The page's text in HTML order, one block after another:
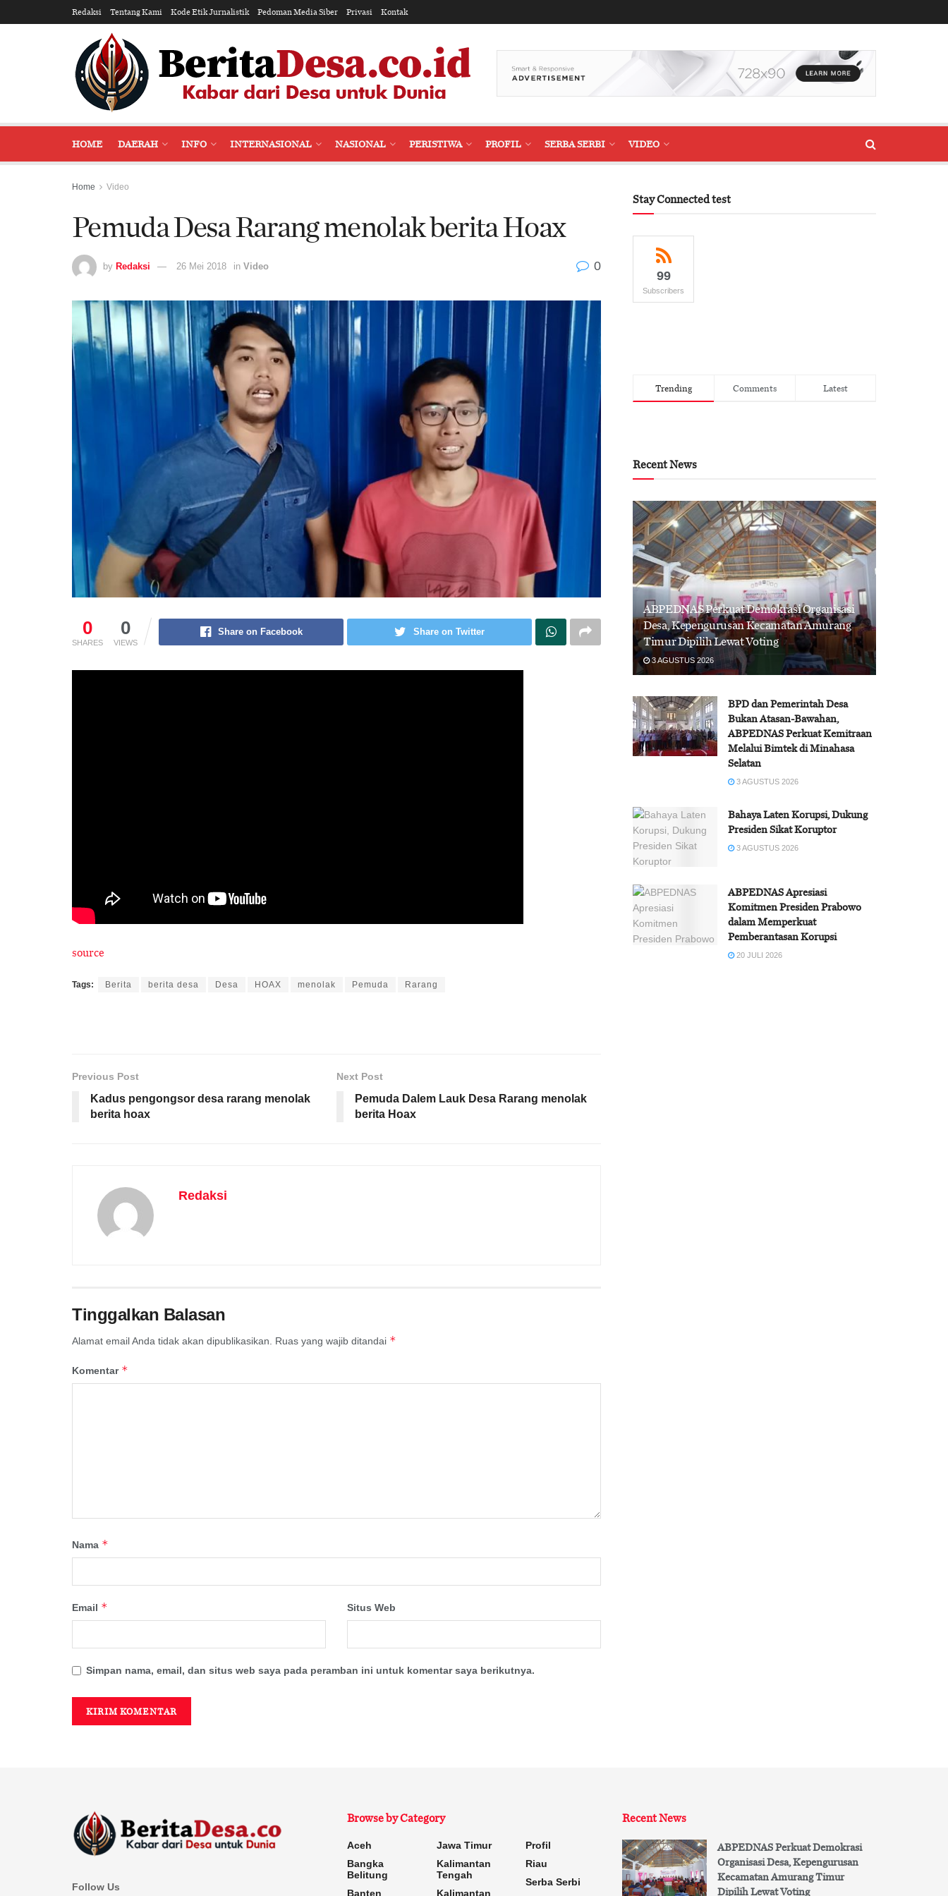
Redaksi Tentang Kami Kode Etik Jurnalistik Pedoman Media Siber Privasi Kontak
HOME DAERAH INFO INTERNASIONAL NASIONAL PERISTIWA PROFIL SERBA SERBI VIDEO
Home Video
Pemuda Desa Rarang menolak berita Hoax
by Redaksi 26 Mei 2018 in Video 0
0
SHARES
0
VIEWS
Share on Facebook Share on Twitter
source
Tags: Berita berita desa Desa HOAX menolak Pemuda Rarang
Previous Post
Kadus pengongsor desa rarang menolak
berita hoax
Next Post
Pemuda Dalem Lauk Desa Rarang menolak
berita Hoax
Redaksi
Tinggalkan Balasan
Alamat email Anda tidak akan dipublikasikan. Ruas yang wajib ditandai *
Komentar *
Nama *
Email * Situs Web
Simpan nama, email, dan situs web saya pada peramban ini untuk komentar saya berikutnya.
Stay Connected test
99
Subscribers
Trending Comments Latest
Recent News
ABPEDNAS Perkuat Demokrasi Organisasi
Desa, Kepengurusan Kecamatan Amurang
Timur Dipilih Lewat Voting
3 AGUSTUS 2026
BPD dan Pemerintah Desa
Bukan Atasan-Bawahan,
ABPEDNAS Perkuat Kemitraan
Melalui Bimtek di Minahasa
Selatan
3 AGUSTUS 2026
Bahaya Laten Korupsi, Dukung
Presiden Sikat Koruptor
3 AGUSTUS 2026
ABPEDNAS Apresiasi
Komitmen Presiden Prabowo
dalam Memperkuat
Pemberantasan Korupsi
20 JULI 2026
Follow Us
Browse by Category
Aceh
Bangka
Belitung
Banten
Jawa Timur
Kalimantan
Tengah
Kalimantan
Profil
Riau
Serba Serbi
Recent News
ABPEDNAS Perkuat Demokrasi
Organisasi Desa, Kepengurusan
Kecamatan Amurang Timur
Dipilih Lewat Voting